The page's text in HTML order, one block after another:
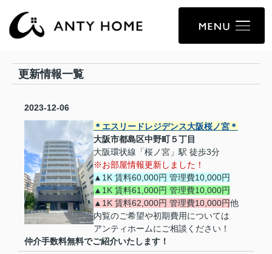
更新情報一覧
2023-12-06
＊エスリードレジデンス大阪桜ノ宮＊
大阪市都島区中野町５丁目
大阪環状線「桜ノ宮」駅 徒歩3分
※お部屋情報更新しました！
▲1K 賃料60,000円 管理費10,000円
▲1K 賃料61,000円 管理費10,000円
▲1K 賃料62,000円 管理費10,000円他
内覧のご希望や初期費用については
アンティホームにご相談ください！
仲介手数料無料でご紹介いたします！